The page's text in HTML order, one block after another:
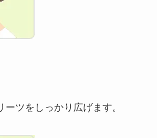
ツをしっかり広げます。